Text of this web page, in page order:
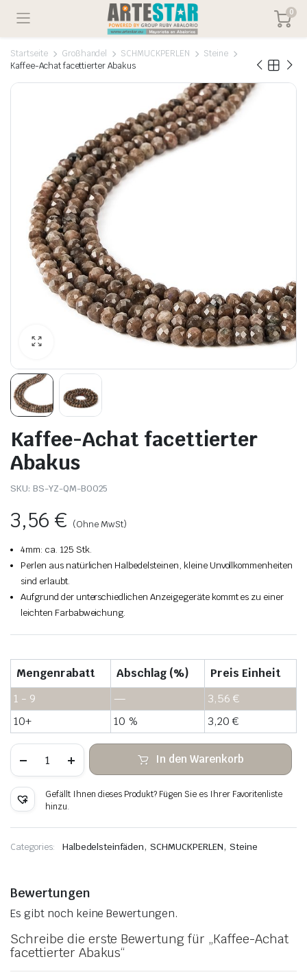
0
Startseite Großhandel SCHMUCKPERLEN
Steine
Kaffee-Achat facettierter Abakus
Kaffee-Achat facettierter
Abakus
SKU: BS-YZ-QM-B0025
3,56€ (Ohne MwSt)
4mm: ca. 125 Stk.
Perlen aus natürlichen Halbedelsteinen, kleine Unvollkommenheiten
sind erlaubt.
Aufgrund der unterschiedlichen Anzeigegeräte kommt es zu einer
leichten Farbabweichung.
Mengenrabatt Abschlag (%)
Preis Einheit
1 - 9
— 3,56 €
10+
10 % 3,20 €
Achat
facettierter
Menge
In den Warenkorb
Gefällt Ihnen dieses Produkt? Fügen Sie es Ihrer Favoritenliste
hinzu.
Categories: Halbedelsteinfäden,SCHMUCKPERLEN, Steine
Bewertungen
Es gibt noch keine Bewertungen.
Schreibe die erste Bewertung für „Kaffee-Achat
facettierter Abakus“